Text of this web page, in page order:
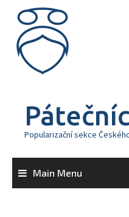
content
Popularizační sekce
Main Menu